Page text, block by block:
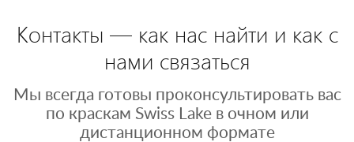
Контакты — как нас найти и как с
нами связаться
Мы всегда готовы проконсультировать вас
по краскам Swiss Lake в очном или
дистанционном формате